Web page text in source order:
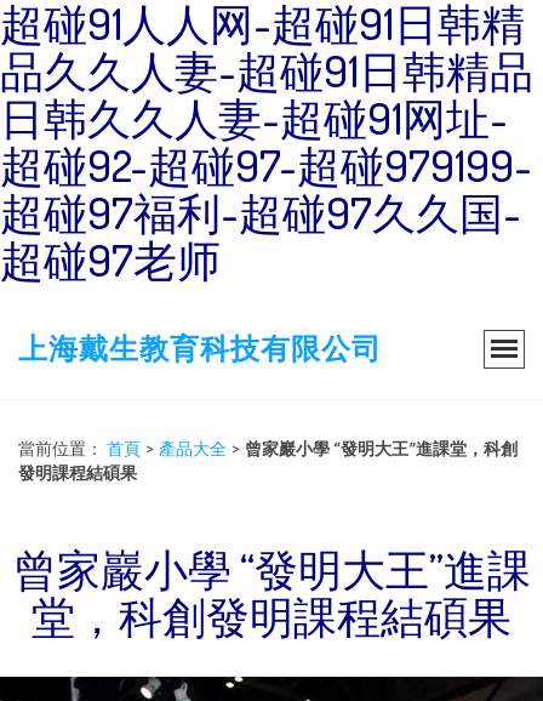
超碰91人人网-超碰91日韩精
品久久人妻-超碰91日韩精品
日韩久久人妻-超碰91网址-
超碰92-超碰97-超碰979199-
超碰97福利-超碰97久久国-
超碰97老师
上海戴生教育科技有限公司
當前位置： 首頁 > 產品大全 > 曾家巖小學 “發明大王”進課堂，科創
發明課程結碩果
曾家巖小學 “發明大王”進課
堂，科創發明課程結碩果